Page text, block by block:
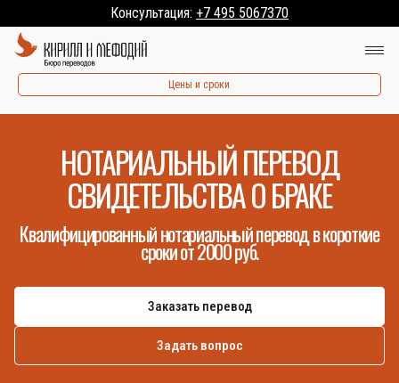
Консультация: +7 495 5067370
Цены и сроки
НОТАРИАЛЬНЫЙ ПЕРЕВОД
СВИДЕТЕЛЬСТВА О БРАКЕ
Квалифицированный нотариальный перевод в короткие
сроки от 2000 руб.
Заказать перевод
Задать вопрос